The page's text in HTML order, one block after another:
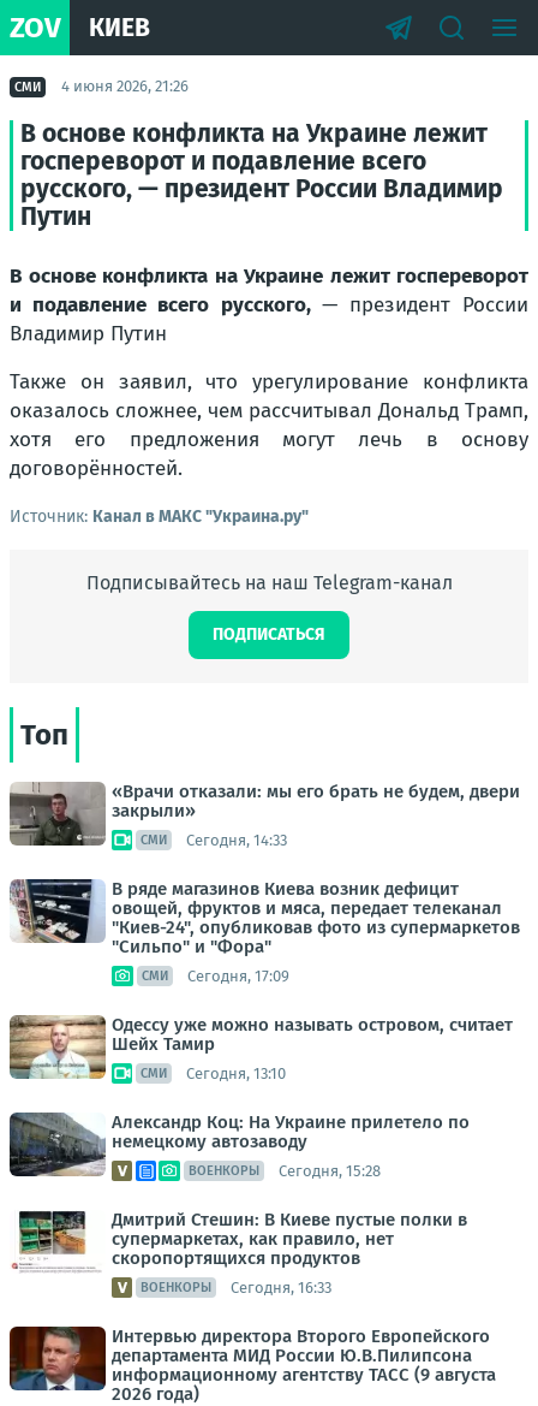
ZOV КИЕВ
СМИ 4 июня 2026, 21:26
В основе конфликта на Украине лежит
госпереворот и подавление всего
русского, — президент России Владимир
Путин
В основе конфликта на Украине лежит госпереворот
и подавление всего русского, — президент России
Владимир Путин
Также он заявил, что урегулирование конфликта
оказалось сложнее, чем рассчитывал Дональд Трамп,
хотя его предложения могут лечь в основу
договорённостей.
Источник: Канал в МАКС "Украина.ру"
Подписывайтесь на наш Telegram-канал
ПОДПИСАТЬСЯ
Топ
«Врачи отказали: мы его брать не будем, двери
закрыли»
СМИ Сегодня, 14:33
В ряде магазинов Киева возник дефицит
овощей, фруктов и мяса, передает телеканал
"Киев-24", опубликовав фото из супермаркетов
"Сильпо" и "Фора"
СМИ Сегодня, 17:09
Одессу уже можно называть островом, считает
Шейх Тамир
СМИ Сегодня, 13:10
Александр Коц: На Украине прилетело по
немецкому автозаводу
ВОЕНКОРЫ Сегодня, 15:28
Дмитрий Стешин: В Киеве пустые полки в
супермаркетах, как правило, нет
скоропортящихся продуктов
ВОЕНКОРЫ Сегодня, 16:33
Интервью директора Второго Европейского
департамента МИД России Ю.В.Пилипсона
информационному агентству ТАСС (9 августа
2026 года)